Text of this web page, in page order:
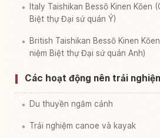
Italy Taishikan Bessō Kinen Kōen
Biệt thự Đại sứ quán Ý)
British Taishikan Bessō Kinen
niệm Biệt thự Đại sứ quán Anh)
Các hoạt động nên trải
Du thuyền ngắm cảnh
Trải nghiệm canoe và kayak